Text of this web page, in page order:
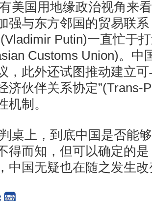
美国用地缘政治视角来
强与东方邻国的贸易联
Putin)一直忙于
Customs Union)。中
，此外还试图推动建立
济伙伴关系协定”(Trans-
机制。
桌上，到底中国是否能
得而知，但可以确定的
中国无疑也在随之发生